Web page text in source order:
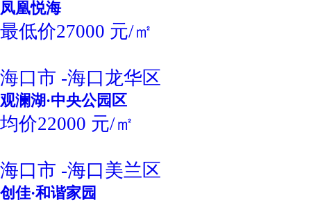
凤凰悦海
最低价27000 元/㎡
海口市 -海口龙华区
观澜湖·中央公园区
均价22000 元/㎡
海口市 -海口美兰区
创佳·和谐家园